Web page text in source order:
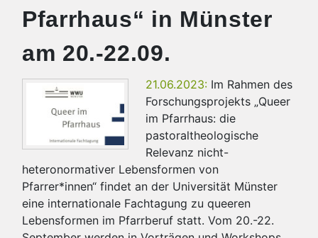
Pfarrhaus“ in Münster
am 20.-22.09.
21.06.2023: Im Rahmen des
Forschungsprojekts „Queer
im Pfarrhaus: die
pastoraltheologische
Relevanz nicht-
heteronormativer Lebensformen von
Pfarrer*innen“ findet an der Universität Münster
eine internationale Fachtagung zu queeren
Lebensformen im Pfarrberuf statt. Vom 20.-22.